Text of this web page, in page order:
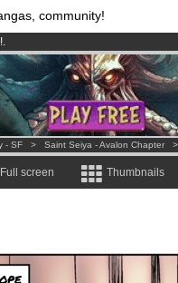
community!
!.
comics & mangas!.
euros per month !Get membership
- SF > Saint Seiya - Avalon Chapter
Full screen Thumbnails